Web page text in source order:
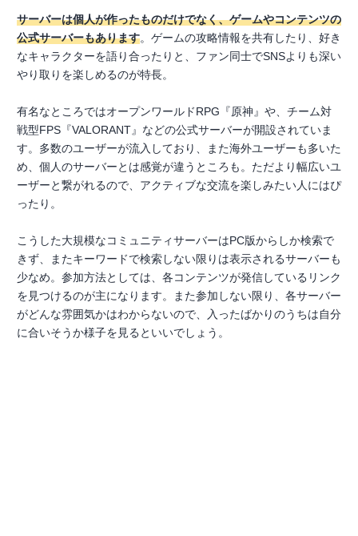
サーバーは個人が作ったものだけでなく、ゲームやコンテンツの
公式サーバーもあります。ゲームの攻略情報を共有したり、好き
なキャラクターを語り合ったりと、ファン同士でSNSよりも深い
やり取りを楽しめるのが特長。
有名なところではオープンワールドRPG『原神』や、チーム対
戦型FPS『VALORANT』などの公式サーバーが開設されていま
す。多数のユーザーが流入しており、また海外ユーザーも多いた
め、個人のサーバーとは感覚が違うところも。ただより幅広いユ
ーザーと繋がれるので、アクティブな交流を楽しみたい人にはぴ
ったり。
こうした大規模なコミュニティサーバーはPC版からしか検索で
きず、またキーワードで検索しない限りは表示されるサーバーも
少なめ。参加方法としては、各コンテンツが発信しているリンク
を見つけるのが主になります。また参加しない限り、各サーバー
がどんな雰囲気かはわからないので、入ったばかりのうちは自分
に合いそうか様子を見るといいでしょう。